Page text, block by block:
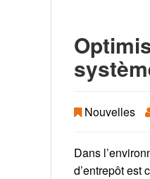
Nouvelles
Dans
d’entrepôt est